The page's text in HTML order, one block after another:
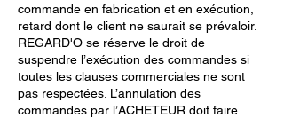
commande en fabrication et en exécution,
retard dont le client ne saurait se prévaloir.
REGARD'O se réserve le droit de
suspendre l’exécution des commandes si
toutes les clauses commerciales ne sont
pas respectées. L’annulation des
commandes par l’ACHETEUR doit faire